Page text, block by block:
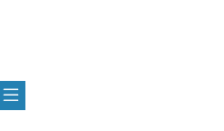
účet
Přepnout navigaci